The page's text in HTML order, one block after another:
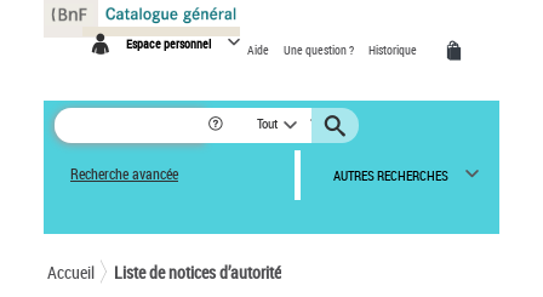
Espace personnel Aide Une question ? Historique
Tout
Recherche avancée AUTRES RECHERCHES
Accueil Liste de notices d’autorité
Panneau de gestion des cookies